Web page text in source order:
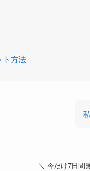
ト方法
＼ 今だけ7日間